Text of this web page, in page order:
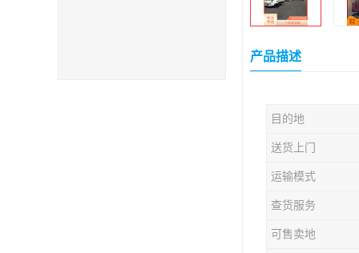
产品描述
目的地
送货上门
运输模式
查货服务
可售卖地